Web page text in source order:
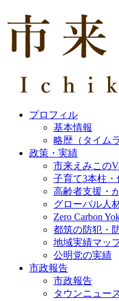
プロフィル
基本情報
略歴（タイム
政策・実績
市来えみこの
子育て3本柱
高齢者支援・
グローバル人
Zero Carbon
都筑の防犯・
地域実績マッ
公明党の実績
市政報告
市政報告
タウンニュー